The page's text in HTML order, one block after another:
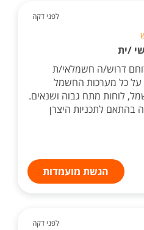
לפני דקה
/ית
דרוש/ה חשמלאי/ת
על כל מערכות החשמל
לוחות מתח גבוה ושנאים.
בהתאם לתכניות היצרן
הגשת מועמדות
לפני דקה